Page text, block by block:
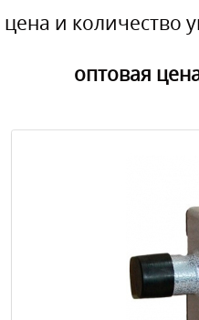
цена и количество
оптовая